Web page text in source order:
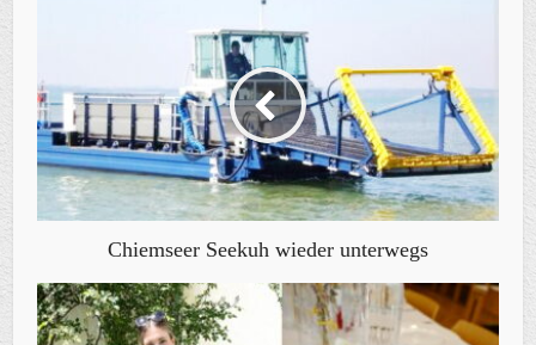
Chiemseer Seekuh wieder unterwegs